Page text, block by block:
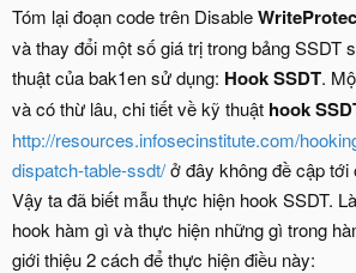
Tóm lại đoạn code trên Disable
và thay đổi một số giá trị trong bảng SSDT
thuật của bak1en sử dụng: Hook SSDT.
và có thừ lâu, chi tiết về kỹ thuật hook
http://resources.infosecinstitute.com/
dispatch-table-ssdt/ở đây không đề cập tới
Vậy ta đã biết mẫu thực hiện hook SSDT.
hook hàm gì và thực hiện những gì trong
giới thiệu 2 cách để thực hiện điều này: